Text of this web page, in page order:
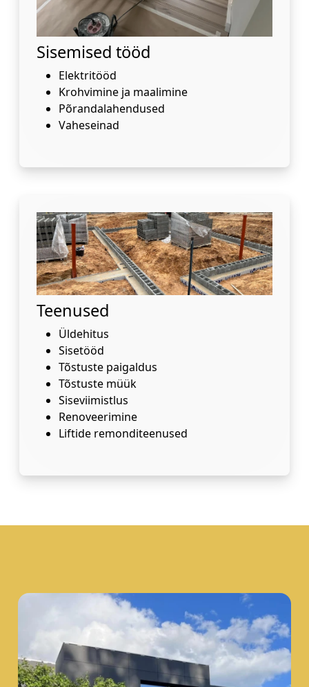
Sisemised tööd
Elektritööd
Krohvimine ja maalimine
Põrandalahendused
Vaheseinad
Teenused
Üldehitus
Sisetööd
Tõstuste paigaldus
Tõstuste müük
Siseviimistlus
Renoveerimine
Liftide remonditeenused